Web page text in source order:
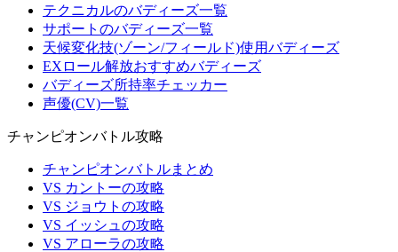
テクニカルのバディーズ一覧
サポートのバディーズ一覧
天候変化技(ゾーン/フィールド)使用バディーズ
EXロール解放おすすめバディーズ
バディーズ所持率チェッカー
声優(CV)一覧
チャンピオンバトル攻略
チャンピオンバトルまとめ
VS カントーの攻略
VS ジョウトの攻略
VS イッシュの攻略
VS アローラの攻略